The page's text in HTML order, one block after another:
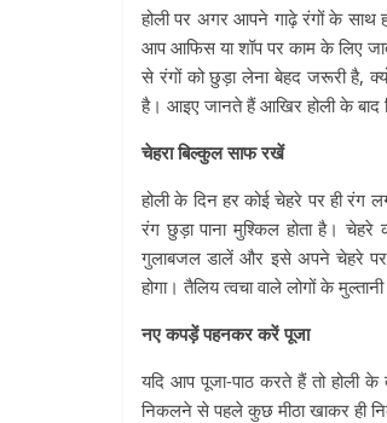
होली पर अगर आपने गाढ़े रंगों के साथ
आप आफिस या शॉप पर काम के लिए
से रंगों को छुड़ा लेना बेहद जरूरी है,
है। आइए जानते हैं आखिर होली के बाद
चेहरा बिल्कुल साफ रखें
होली के दिन हर कोई चेहरे पर ही रंग
रंग छुड़ा पाना मुश्किल होता है।
गुलाबजल डालें और इसे अपने चेहरे पर
होगा। तैलिय त्वचा वाले लोगों के
नए कपड़ें पहनकर करें पूजा
यदि आप पूजा-पाठ करते हैं तो होली
निकलने से पहले कुछ मीठा खाकर ही